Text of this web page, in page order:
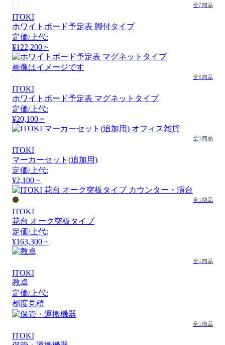
全7商品
ITOKI
ホワイトボード予定表 脚付タイプ
定価/上代:
¥122,200 ~
画像はイメージです
全6商品
ITOKI
ホワイトボード予定表 マグネットタイプ
定価/上代:
¥20,100 ~
全1商品
ITOKI
マーカーセット(追加用)
定価/上代:
¥2,100 ~
全1商品
ITOKI
花台 オーク突板タイプ
定価/上代:
¥163,300 ~
全1商品
ITOKI
教卓
定価/上代:
都度見積
全1商品
ITOKI